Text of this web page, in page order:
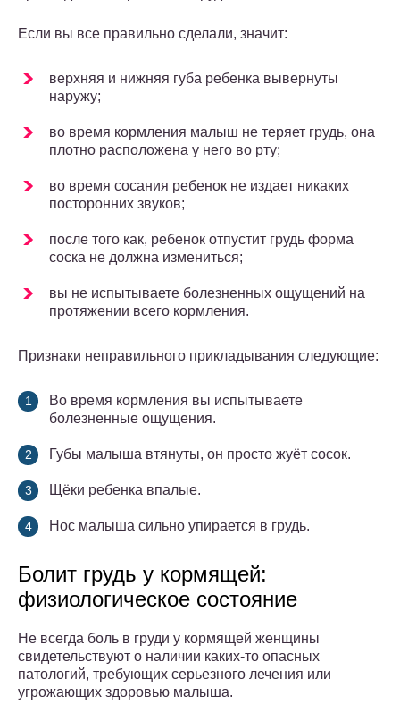
Если вы все правильно сделали, значит:
верхняя и нижняя губа ребенка вывернуты
наружу;
во время кормления малыш не теряет грудь, она
плотно расположена у него во рту;
во время сосания ребенок не издает никаких
посторонних звуков;
после того как, ребенок отпустит грудь форма
соска не должна измениться;
вы не испытываете болезненных ощущений на
протяжении всего кормления.
Признаки неправильного прикладывания следующие:
Во время кормления вы испытываете
болезненные ощущения.
Губы малыша втянуты, он просто жуёт сосок.
Щёки ребенка впалые.
Нос малыша сильно упирается в грудь.
Болит грудь у кормящей:
физиологическое состояние
Не всегда боль в груди у кормящей женщины
свидетельствуют о наличии каких-то опасных
патологий, требующих серьезного лечения или
угрожающих здоровью малыша.